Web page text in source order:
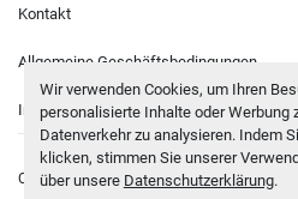
Wir verwenden Cookies, um Ihren
personalisierte Inhalte oder Werbung
Datenverkehr zu analysieren. Indem
klicken, stimmen Sie unserer
über unsere Datenschutzerklärung.
Cookie-Einstellungen © Copyright
Kontakt
Allgemeine Geschäftsbedingungen
Impressum